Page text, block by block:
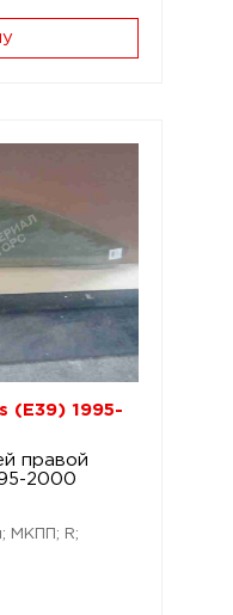
(E39) 1995-
правой
2000
МКПП; R;